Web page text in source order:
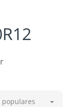
populares